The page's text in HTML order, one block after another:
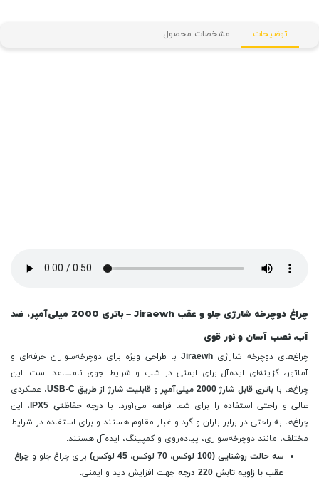
توضیحات مشخصات محصول
چراغ دوچرخه شارژی جلو و عقب Jiraewh – باتری 2000 میلی‌آمپر، ضد
آب، نصب آسان و نور قوی
چراغ‌های دوچرخه شارژی Jiraewhبا طراحی ویژه برای دوچرخه‌سواران حرفه‌ای و
آماتور، گزینه‌ای ایده‌آل برای ایمنی در شب و شرایط جوی نامساعد است. این
چراغ‌ها باباتری قابل شارژ 2000 میلی‌آمپر وقابلیت شارژ از طریق USB-C
، عملکردی
عالی و راحتی استفاده را برای شما فراهم می‌آورد. با درجه حفاظتی IPX5
، این
چراغ‌ها به راحتی در برابر باران و گرد و غبار مقاوم هستند و برای استفاده در شرایط
مختلف، مانند دوچرخه‌سواری، پیاده‌روی و کمپینگ، ایده‌آل هستند.
سه حالت روشنایی (100 لوکس، 70 لوکس، 45 لوکس)
برای چراغ جلو و چراغ
عقب با زاویه تابش 220 درجه
جهت افزایش دید و ایمنی.